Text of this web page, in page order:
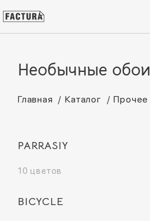
Необычные обои
Главная Каталог Прочее
PARRASIY
10 цветов
BICYCLE